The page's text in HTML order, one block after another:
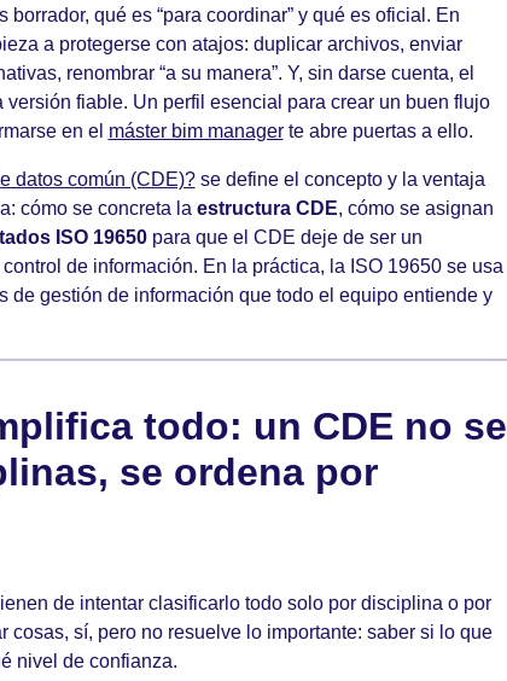
qué es “para coordinar” y qué es oficial. En
a protegerse con atajos: duplicar archivos, enviar
renombrar “a su manera”. Y, sin darse cuenta, el
fiable. Un perfil esencial para crear un buen flujo
en el máster bim managerte abre puertas a ello.
datos común (CDE)?se define el concepto y la ventaja
cómo se concreta la estructura CDE, cómo se asignan
ISO 19650para que el CDE deje de ser un
de información. En la práctica, la ISO 19650 se usa
de gestión de información que todo el equipo entiende y
todo: un CDE no se
se ordena por
de intentar clasificarlo todo solo por disciplina o por
cosas, sí, pero no resuelve lo importante: saber si lo que
nivel de confianza.